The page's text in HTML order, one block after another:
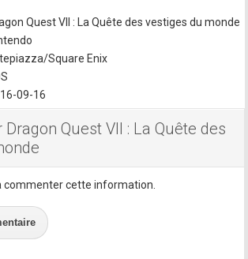
Quest VII : La Quête des vestiges du monde
Square Enix
09-16
Quest VII : La Quête des
commenter cette information.